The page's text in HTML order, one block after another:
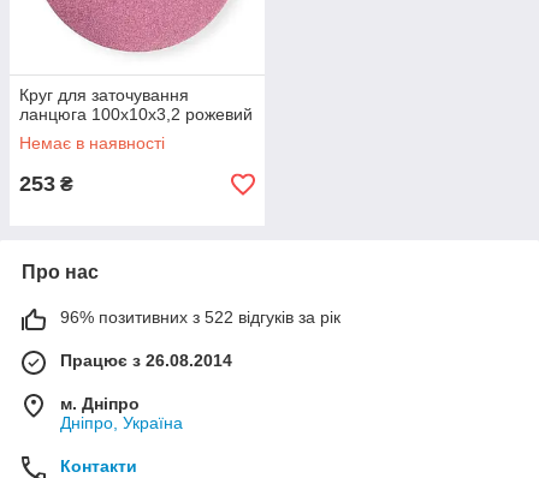
Круг для заточування
ланцюга 100х10х3,2 рожевий
Немає в наявності
253 ₴
Про нас
96% позитивних з 522 відгуків за рік
Працює з 26.08.2014
м. Дніпро
Дніпро, Україна
Контакти